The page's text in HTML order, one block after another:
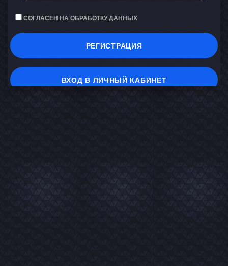
СОГЛАСЕН НА ОБРАБОТКУ ДАННЫХ
ВХОД В ЛИЧНЫЙ КАБИНЕТ